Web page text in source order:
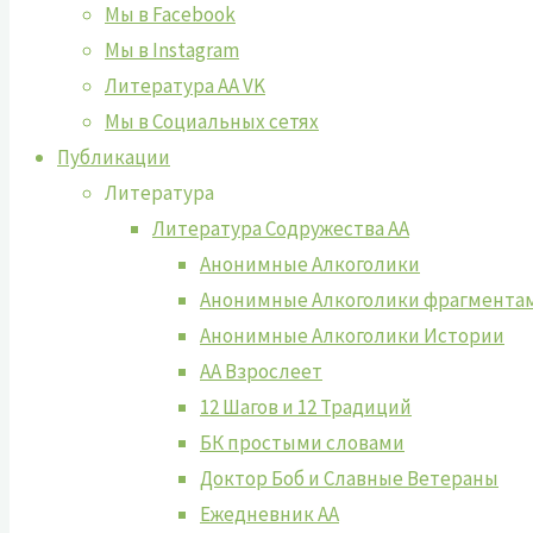
Мы в Facebook
Мы в Instagram
Литература АА VK
Мы в Социальных сетях
Публикации
Литература
Литература Содружества АА
Анонимные Алкоголики
Анонимные Алкоголики
Анонимные Алкоголики Истории
АА Взрослеет
12 Шагов и 12 Традиций
БК простыми словами
Доктор Боб и Славные Ветераны
Ежедневник АА